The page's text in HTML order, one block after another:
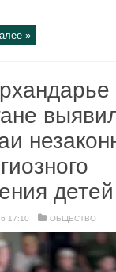
»
детей
17:10 ОБЩЕСТВО